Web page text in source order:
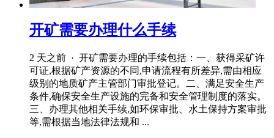
开矿需要办理什么手续
2 天之前 · 开矿需要办理的手续包括：一、获得采矿许
可证,根据矿产资源的不同,申请流程有所差异,需由相应
级别的地质矿产主管部门审批登记。二、满足安全生产
条件,确保安全生产设施的完备和安全管理制度的落实。
三、办理其他相关手续,如环保审批、水土保持方案审批
等,需根据当地法律法规和 ...